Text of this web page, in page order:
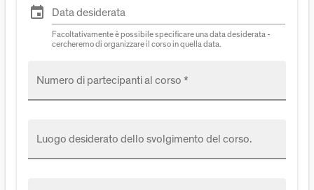
event Data desiderata
Facoltativamente è possibile specificare una data desiderata -
cercheremo di organizzare il corso in quella data.
Numero di partecipanti al corso *
Luogo desiderato dello svolgimento del corso.